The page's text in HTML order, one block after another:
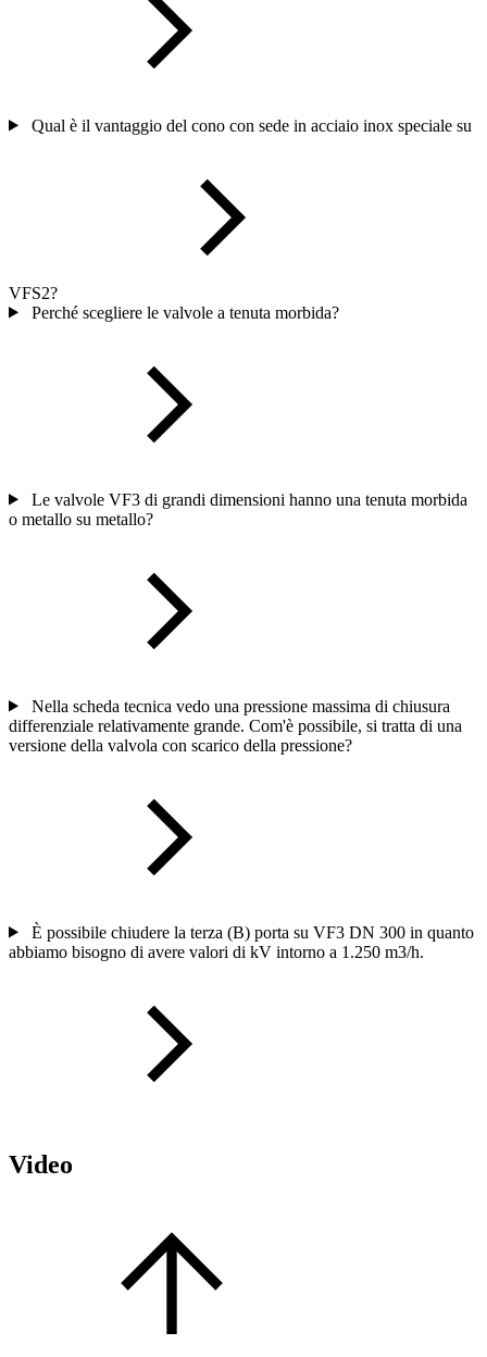
Qual è il vantaggio del cono con sede in acciaio inox speciale su
VFS2?
Perché scegliere le valvole a tenuta morbida?
Le valvole VF3 di grandi dimensioni hanno una tenuta morbida
o metallo su metallo?
Nella scheda tecnica vedo una pressione massima di chiusura
differenziale relativamente grande. Com'è possibile, si tratta di una
versione della valvola con scarico della pressione?
È possibile chiudere la terza (B) porta su VF3 DN 300 in quanto
abbiamo bisogno di avere valori di kV intorno a 1.250 m3/h.
Video